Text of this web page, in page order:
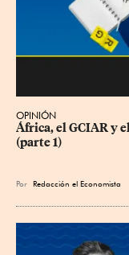
OPINIÓN
África, el GCIAR y
(parte 1)
Por Redacción el Economista